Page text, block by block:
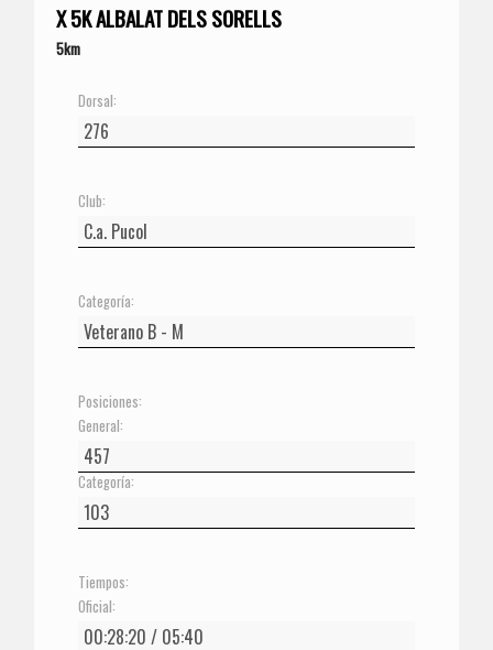
X 5K ALBALAT DELS SORELLS
5km
Dorsal:
Club:
Categoría:
Posiciones:
General:
Categoría:
Tiempos:
Oficial: